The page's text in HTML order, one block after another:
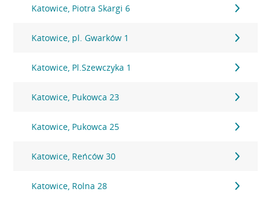
Katowice, Piotra Skargi 6
Katowice, pl. Gwarków 1
Katowice, Pl.Szewczyka 1
Katowice, Pukowca 23
Katowice, Pukowca 25
Katowice, Reńców 30
Katowice, Rolna 28